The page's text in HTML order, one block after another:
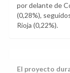
por delante de
(0,28%),
Rioja (0,22%).
El proyecto